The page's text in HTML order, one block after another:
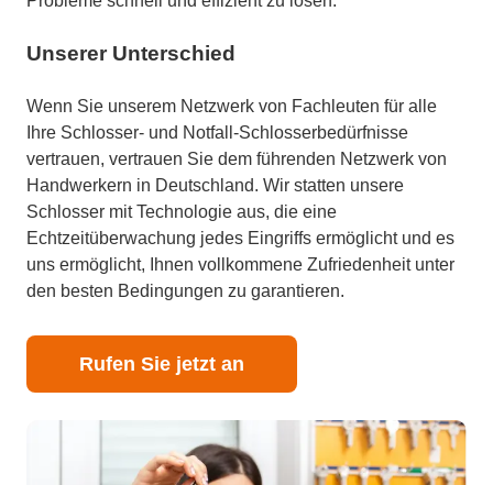
Unserer Unterschied
Wenn Sie unserem Netzwerk von Fachleuten für alle
Ihre Schlosser- und Notfall-Schlosserbedürfnisse
vertrauen, vertrauen Sie dem führenden Netzwerk von
Handwerkern in Deutschland. Wir statten unsere
Schlosser mit Technologie aus, die eine
Echtzeitüberwachung jedes Eingriffs ermöglicht und es
uns ermöglicht, Ihnen vollkommene Zufriedenheit unter
den besten Bedingungen zu garantieren.
Rufen Sie jetzt an